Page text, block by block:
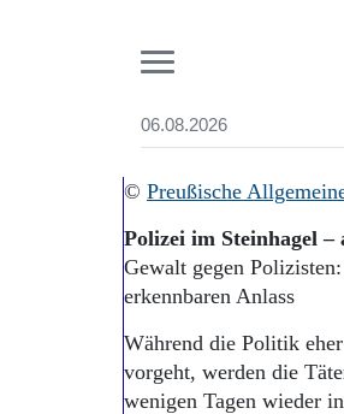
06.08.2026
Start
Aktuelle
Abonnenten-
Abonnent werden
Archiv
Mediadaten
Suchen und
© Preußische
Polizei im Steinhagel –
Gewalt gegen
erkennbaren Anlass
Während die Politik
vorgeht, werden die
wenigen Tagen wieder